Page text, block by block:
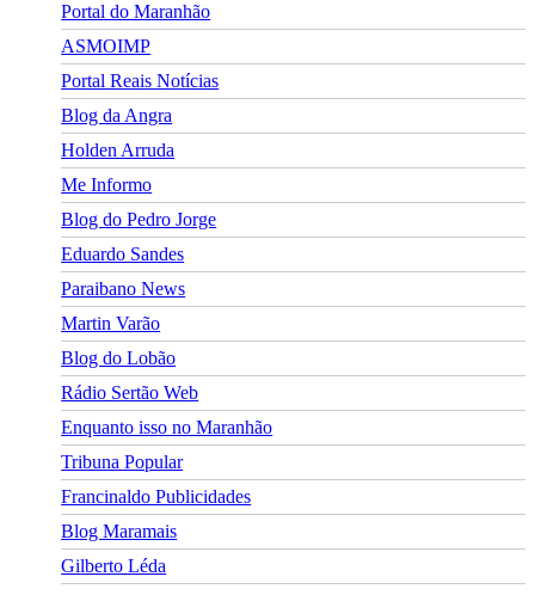
Portal do Maranhão
ASMOIMP
Portal Reais Notí­cias
Blog da Angra
Holden Arruda
Me Informo
Blog do Pedro Jorge
Eduardo Sandes
Paraibano News
Martin Varão
Blog do Lobão
Rádio Sertão Web
Enquanto isso no Maranhão
Tribuna Popular
Francinaldo Publicidades
Blog Maramais
Gilberto Léda